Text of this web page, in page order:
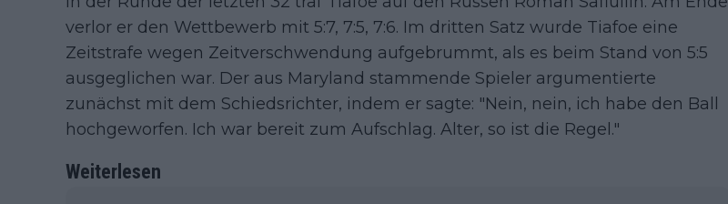
verlor er den Wettbewerb mit 5:7, 7:5, 7:6. Im dritten Satz wurde Tiafoe eine
Zeitstrafe wegen Zeitverschwendung aufgebrummt, als es beim Stand von 5:5
ausgeglichen war. Der aus Maryland stammende Spieler argumentierte
zunächst mit dem Schiedsrichter, indem er sagte: "Nein, nein, ich habe den Ball
hochgeworfen. Ich war bereit zum Aufschlag. Alter, so ist die Regel."
Weiterlesen